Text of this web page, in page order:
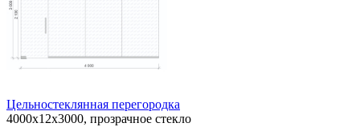
Цельностеклянная перегородка
4000х12х3000, прозрачное стекло